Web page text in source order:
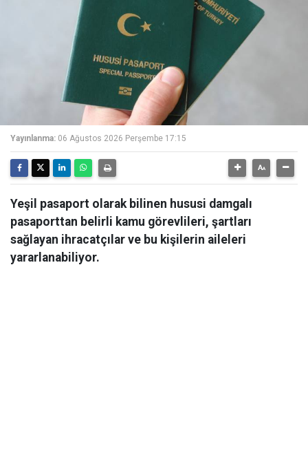
Yayınlanma: 06 Ağustos 2026 Perşembe 17:15
Yeşil pasaport olarak bilinen hususi damgalı
pasaporttan belirli kamu görevlileri, şartları
sağlayan ihracatçılar ve bu kişilerin aileleri
yararlanabiliyor.